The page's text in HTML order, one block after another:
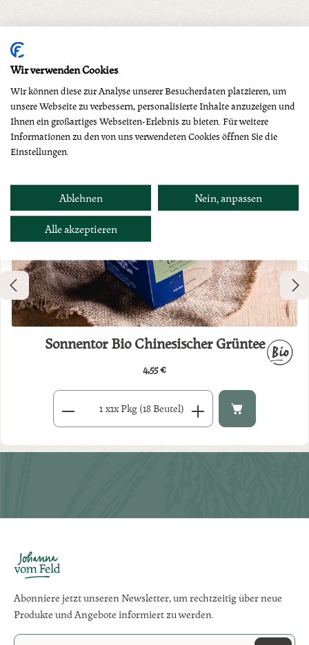
Wir verwenden Cookies
Wir können diese zur Analyse unserer Besucherdaten platzieren, um
unsere Webseite zu verbessern, personalisierte Inhalte anzuzeigen und
Ihnen ein großartiges Webseiten-Erlebnis zu bieten. Für weitere
Informationen zu den von uns verwendeten Cookies öffnen Sie die
Einstellungen.
Ablehnen Nein, anpassen
Alle akzeptieren
Produktgalerie überspringen
Dazu empfehlen wir
Sonnentor Bio Chinesischer Grüntee
Regulärer Preis:
4,55 €
Produkt Anzahl: Gib den gewünschten Wert ein oder benutze
x1x Pkg (18 Beutel)
Abonniere jetzt unseren Newsletter, um rechtzeitig über neue
Produkte und Angebote informiert zu werden.
E-Mail-Adresse*